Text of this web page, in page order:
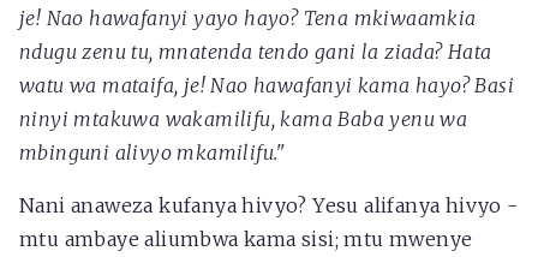
je! Nao hawafanyi yayo hayo? Tena mkiwaamkia
ndugu zenu tu, mnatenda tendo gani la ziada? Hata
watu wa mataifa, je! Nao hawafanyi kama hayo? Basi
ninyi mtakuwa wakamilifu, kama Baba yenu wa
mbinguni alivyo mkamilifu."
Nani anaweza kufanya hivyo? Yesu alifanya hivyo -
mtu ambaye aliumbwa kama sisi; mtu mwenye